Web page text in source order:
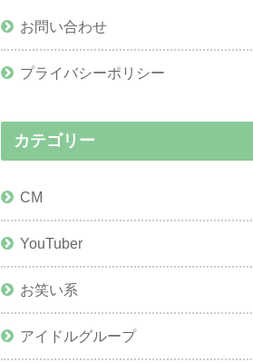
お問い合わせ
プライバシーポリシー
カテゴリー
CM
YouTuber
お笑い系
アイドルグループ